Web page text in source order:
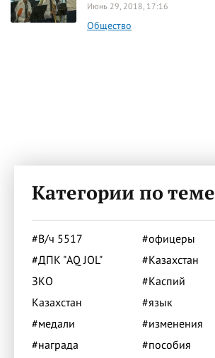
Июнь 29, 2018, 17:16
Общество
Категории по теме
#В/ч 5517
#ДПК "AQ JOL"
ЗКО
Казахстан
#медали
#награда
#офицеры
#Казахстан
#Каспий
#язык
#изменения
#пособия